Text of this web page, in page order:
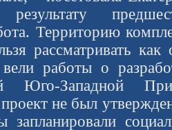
Территорию
рассматривать как
работы о
Юго-Западной
не был
запланировали